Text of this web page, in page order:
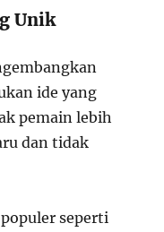
Unik
ide yang
pemain lebih
dan tidak
seperti